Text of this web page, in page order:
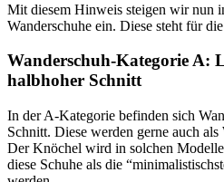
Mit diesem Hinweis steigen wir nun
Wanderschuhe ein. Diese steht für
Wanderschuh-Kategorie A:
halbhoher Schnitt
In der A-Kategorie befinden sich
Schnitt. Diese werden gerne auch
Der Knöchel wird in solchen
diese Schuhe als die